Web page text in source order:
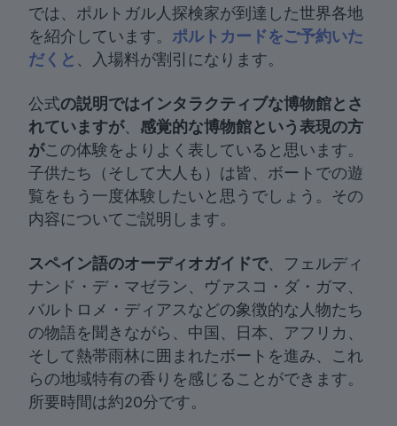
では、ポルトガル人探検家が到達した世界各地
を紹介しています。 ポルトカードをご予約いた
だくと
、入場料が割引になります。
公式の説明ではインタラクティブな博物館とさ
れていますが、 感覚的な博物館という表現の方
がこの体験をよりよく表していると思います。
子供たち（そして大人も）は皆、ボートでの遊
覧をもう一度体験したいと思うでしょう。その
内容についてご説明します。
スペイン語のオーディオガイドで、フェルディ
ナンド・デ・マゼラン、ヴァスコ・ダ・ガマ、
バルトロメ・ディアスなどの象徴的な人物たち
の物語を聞きながら、中国、日本、アフリカ、
そして熱帯雨林に囲まれたボートを進み、これ
らの地域特有の香りを感じることができます。
所要時間は約20分です。